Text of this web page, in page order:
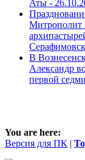
Аты -
Митрополит
В
Александр
первой
You are here:
Версия для ПК |